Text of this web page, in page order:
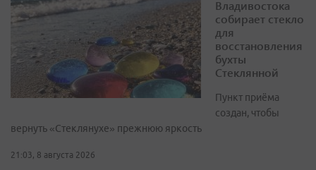
Владивостока
собирает стекло
для
восстановления
бухты
Стеклянной
Пункт приёма
создан, чтобы
вернуть «Стеклянухе» прежнюю яркость
21:03, 8 августа 2026